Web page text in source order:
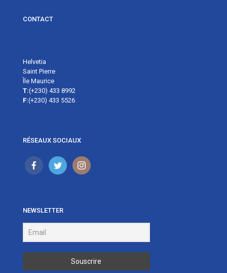
CONTACT
Helvetia
Saint Pierre
Île Maurice
T:(+230) 433 8992
F:(+230) 433 5526
RÉSEAUX SOCIAUX
NEWSLETTER